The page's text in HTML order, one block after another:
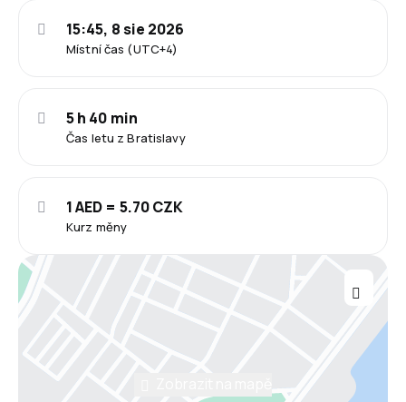
Místní čas (UTC+4)
15:45, 8 sie 2026
Čas letu z Bratislavy
5 h 40 min
Kurz měny
1 AED = 5.70 CZK